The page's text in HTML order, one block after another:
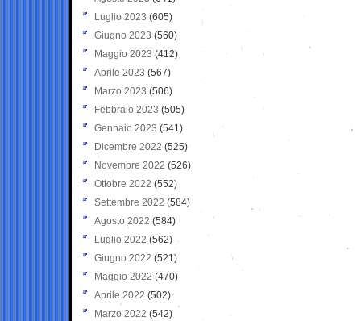
Luglio 2023 (605)
Giugno 2023 (560)
Maggio 2023 (412)
Aprile 2023 (567)
Marzo 2023 (506)
Febbraio 2023 (505)
Gennaio 2023 (541)
Dicembre 2022 (525)
Novembre 2022 (526)
Ottobre 2022 (552)
Settembre 2022 (584)
Agosto 2022 (584)
Luglio 2022 (562)
Giugno 2022 (521)
Maggio 2022 (470)
Aprile 2022 (502)
Marzo 2022 (542)